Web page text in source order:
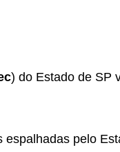
) do Estado de SP
espalhadas pelo